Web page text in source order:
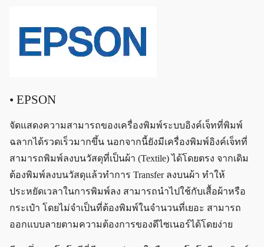
• EPSON
จัดแสดงความสามารถของเครื่องพิมพ์ระบบอิงค์เจ็ทที่พิมพ์
ฉลากได้รวดเร็วมากขึ้น นอกจากนี้ยังมีเครื่องพิมพ์อิงค์เจ็ทที่
สามารถพิมพ์ลงบนวัสดุที่เป็นผ้า (Textile) ได้โดยตรง จากเดิม
ต้องพิมพ์ลงบนวัสดุแล้วทำการ Transfer ลงบนผ้า ทำให้
ประหยัดเวลาในการพิมพ์ลง สามารถนำไปใช้กับเสื้อผ้าหรือ
กระเป๋า โดยไม่จำเป็นที่ต้องพิมพ์ในจำนวนที่เยอะ สามารถ
ออกแบบลายตามความต้องการของดีไซเนอร์ได้โดยง่าย